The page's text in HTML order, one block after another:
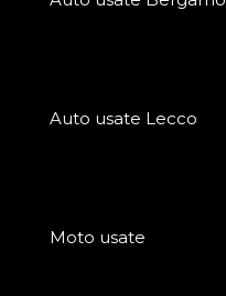
Auto usate Lecco
Moto usate